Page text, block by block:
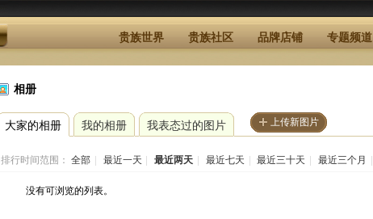
贵族世界 贵族社区 品牌店铺 专题频道
相册
大家的相册 我的相册 我表态过的图片 上传新图片
排行时间范围： 全部 最近一天 最近两天 最近七天 最近三十天 最近三个月
没有可浏览的列表。